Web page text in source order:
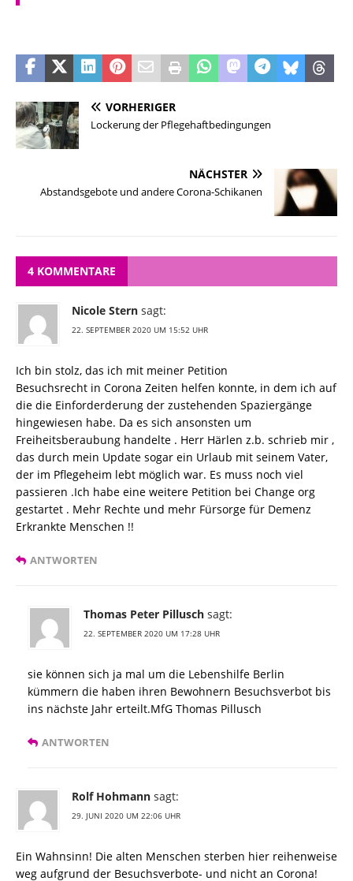
VORHERIGER
Lockerung der Pflegehaftbedingungen
NÄCHSTER
Abstandsgebote und andere Corona-Schikanen
4 KOMMENTARE
Nicole Stern sagt:
22. SEPTEMBER 2020 UM 15:52 UHR
Ich bin stolz, das ich mit meiner Petition
Besuchsrecht in Corona Zeiten helfen konnte, in dem ich auf
die die Einforderderung der zustehenden Spaziergänge
hingewiesen habe. Da es sich ansonsten um
Freiheitsberaubung handelte . Herr Härlen z.b. schrieb mir ,
das durch mein Update sogar ein Urlaub mit seinem Vater,
der im Pflegeheim lebt möglich war. Es muss noch viel
passieren .Ich habe eine weitere Petition bei Change org
gestartet . Mehr Rechte und mehr Fürsorge für Demenz
Erkrankte Menschen !!
ANTWORTEN
Thomas Peter Pillusch sagt:
22. SEPTEMBER 2020 UM 17:28 UHR
sie können sich ja mal um die Lebenshilfe Berlin
kümmern die haben ihren Bewohnern Besuchsverbot bis
ins nächste Jahr erteilt.MfG Thomas Pillusch
ANTWORTEN
Rolf Hohmann sagt:
29. JUNI 2020 UM 22:06 UHR
Ein Wahnsinn! Die alten Menschen sterben hier reihenweise
weg aufgrund der Besuchsverbote- und nicht an Corona!